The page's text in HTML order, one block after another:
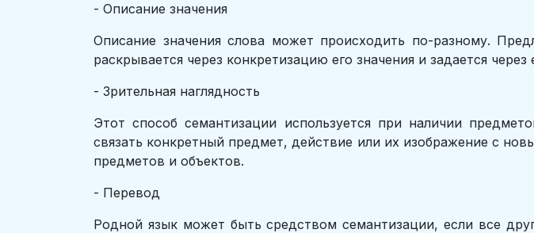
- Описание значения
Описание значения слова может происходить по-разному.
раскрывается через конкретизацию его значения и задается
- Зрительная наглядность
Этот способ семантизации используется при наличии
связать конкретный предмет, действие или их изображение с
предметов и объектов.
- Перевод
Родной язык может быть средством семантизации, если все